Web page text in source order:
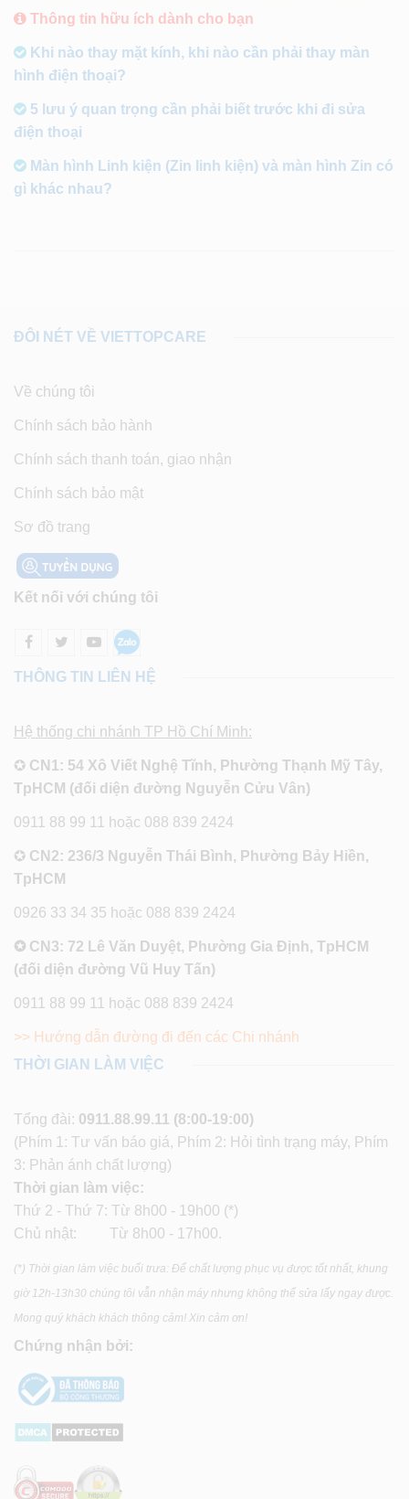
Thông tin hữu ích dành cho bạn
Khi nào thay mặt kính, khi nào cần phải thay màn
hình điện thoại?
5 lưu ý quan trọng cần phải biết trước khi đi sửa
điện thoại
Màn hình Linh kiện (Zin linh kiện) và màn hình Zin có
gì khác nhau?
ĐÔI NÉT VỀ VIETTOPCARE
Về chúng tôi
Chính sách bảo hành
Chính sách thanh toán, giao nhận
Chính sách bảo mật
Sơ đồ trang
Kết nối với chúng tôi
THÔNG TIN LIÊN HỆ
Hệ thống chi nhánh TP Hồ Chí Minh:
✪ CN1: 54 Xô Viết Nghệ Tĩnh, Phường Thạnh Mỹ Tây,
TpHCM (đối diện đường Nguyễn Cửu Vân)
0911 88 99 11 hoặc 088 839 2424
✪ CN2: 236/3 Nguyễn Thái Bình, Phường Bảy Hiền,
TpHCM
0926 33 34 35 hoặc 088 839 2424
✪ CN3: 72 Lê Văn Duyệt, Phường Gia Định, TpHCM
(đối diện đường Vũ Huy Tấn)
0911 88 99 11 hoặc 088 839 2424
>> Hướng dẫn đường đi đến các Chi nhánh
THỜI GIAN LÀM VIỆC
Tổng đài: 0911.88.99.11 (8:00-19:00)
(Phím 1: Tư vấn báo giá, Phím 2: Hỏi tình trạng máy, Phím
3: Phản ánh chất lượng)
Thời gian làm việc:
Thứ 2 - Thứ 7: Từ 8h00 - 19h00 (*)
Chủ nhật: Từ 8h00 - 17h00.
(*) Thời gian làm việc buổi trưa: Để chất lượng phục vụ được tốt nhất, khung
giờ 12h-13h30 chúng tôi vẫn nhận máy nhưng không thể sửa lấy ngay được.
Mong quý khách khách thông cảm! Xin cảm ơn!
Chứng nhận bởi: